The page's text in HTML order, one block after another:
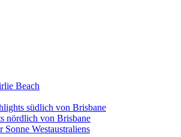
Beach
südlich von Brisbane
nördlich von Brisbane
Westaustraliens